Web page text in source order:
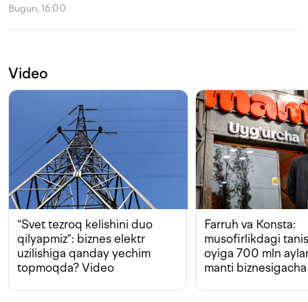
Bugun, 16:00
Video
“Svet tezroq kelishini duo
qilyapmiz”: biznes elektr
uzilishiga qanday yechim
topmoqda? Video
Farruh va Konsta:
musofirlikdagi
oyiga 700 mln
manti biznesigacha